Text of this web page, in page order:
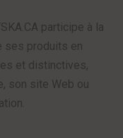
participe à la
ses produits en
et distinctives,
son site Web ou